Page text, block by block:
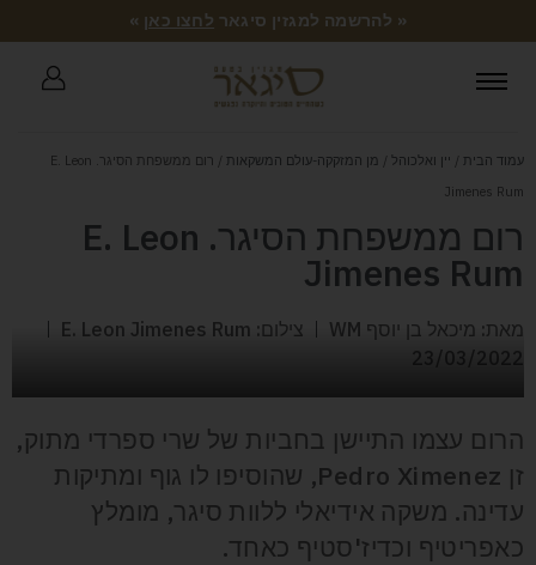
« להרשמה למגזין סיגאר לחצו כאן »
עמוד הבית / יין ואלכוהל / מן המזקקה-עולם המשקאות
/ רום ממשפחת הסיגר. E. Leon
Jimenes Rum
רום ממשפחת הסיגר. E. Leon
Jimenes Rum
מאת: מיכאל בן יוסף WM
צילום: E. Leon Jimenes Rum
23/03/2022
הרום עצמו התיישן בחביות של שרי ספרדי מתוק,
זן Pedro Ximenez, שהוסיפו לו גוף ומתיקות
עדינה. משקה אידיאלי ללוות סיגר, מומלץ
כאפריטיף וכדיז'סטיף כאחד.